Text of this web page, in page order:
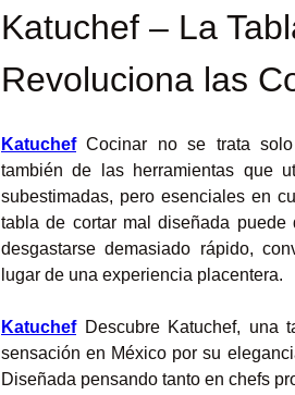
Katuchef – La
Revoluciona las
Katuchef Cocinar no se trata solo
también de las herramientas que
subestimadas, pero esenciales en
tabla de cortar mal diseñada
desgastarse demasiado rápido,
lugar de una experiencia placentera.
Katuchef Descubre Katuchef, una
sensación en México por su
Diseñada pensando tanto en chefs